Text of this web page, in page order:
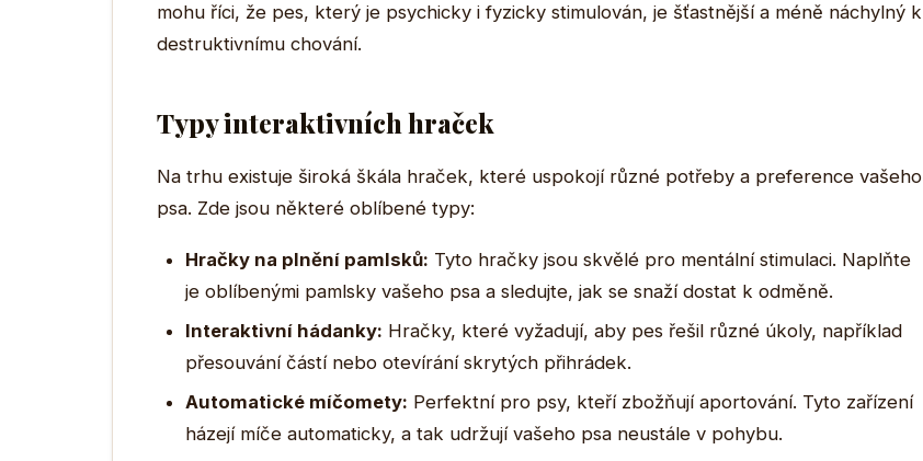
mohu říci, že pes, který je psychicky i fyzicky stimulován, je šťastnější a méně náchylný k
destruktivnímu chování.
Typy interaktivních hraček
Na trhu existuje široká škála hraček, které uspokojí různé potřeby a preference vašeho
psa. Zde jsou některé oblíbené typy:
Hračky na plnění pamlsků: Tyto hračky jsou skvělé pro mentální stimulaci. Naplňte
je oblíbenými pamlsky vašeho psa a sledujte, jak se snaží dostat k odměně.
Interaktivní hádanky: Hračky, které vyžadují, aby pes řešil různé úkoly, například
přesouvání částí nebo otevírání skrytých přihrádek.
Automatické míčomety: Perfektní pro psy, kteří zbožňují aportování. Tyto zařízení
házejí míče automaticky, a tak udržují vašeho psa neustále v pohybu.